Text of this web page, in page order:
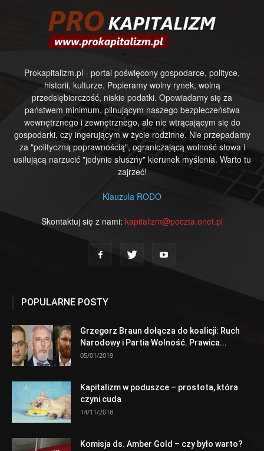
Prokapitalizm.pl - portal poświęcony gospodarce, polityce,
historii, kulturze. Popieramy wolny rynek, wolną
przedsiębiorczość, niskie podatki. Opowiadamy się za
państwem minimum, pilnującym naszego bezpieczeństwa
wewnętrznego i zewnętrznego, ale nie wtrącającym się do
gospodarki, czy ingerującym w życie rodzinne. Nie przepadamy
za "polityczną poprawnością", ograniczającą wolność słowa i
usiłującą narzucić "jedynie słuszny" kierunek myślenia. Warto tu
zajrzeć!
Klauzula RODO
Skontaktuj się z nami: kapitalizm@poczta.onet.pl
POPULARNE POSTY
Grzegorz Braun dołącza do koalicji: Ruch
Narodowy i Partia Wolność. Prawica...
05/01/2019
Kapitalizm w poduszce – prostota, która
czyni cuda
14/11/2018
Komisja ds. Amber Gold – czy było warto?